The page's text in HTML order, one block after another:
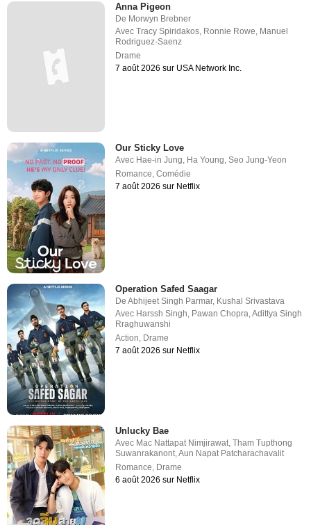
Anna Pigeon
De Morwyn Brebner
AvecTracy Spiridakos Ronnie Rowe Manuel
Rodriguez-Saenz
Drame
7 août 2026 sur USA Network Inc.
Our Sticky Love
Avec Hae-in Jung, Ha Young,Seo Jung-Yeon
Romance,Comédie
7 août 2026 sur Netflix
Operation Safed Saagar
DeAbhijeet Singh Parmar, Kushal Srivastava
Avec Harssh Singh, Pawan Chopra,Adittya Singh
Rraghuwanshi
Action, Drame
7 août 2026 sur Netflix
Unlucky Bae
Avec Mac Nattapat Nimjirawat ,Tham Tupthong
Suwanrakanont ,Aun Napat Patcharachavalit
Romance Drame
6 août 2026 sur Netflix